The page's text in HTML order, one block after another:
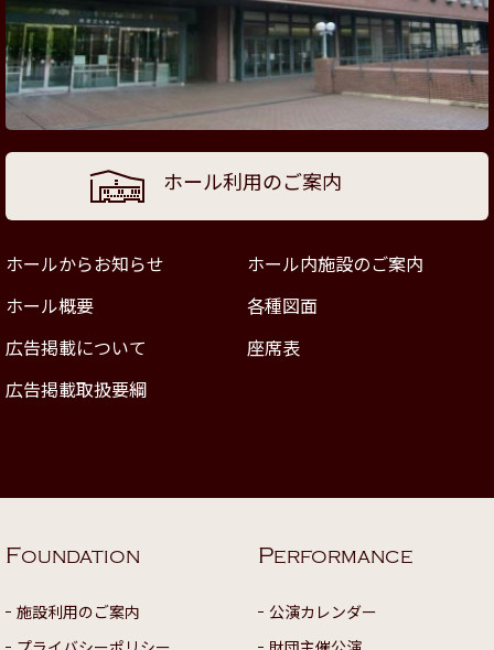
ホール利用のご案内
ホールからお知らせ
ホール内施設のご案内
ホール概要
各種図面
広告掲載について
座席表
広告掲載取扱要綱
FOUNDATION
施設利用のご案内
PERFORMANCE
公演カレンダー